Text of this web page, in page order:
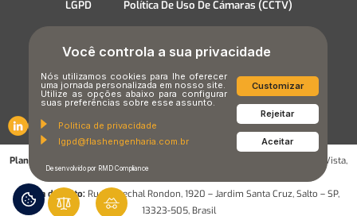
LGPD Política De Uso De Cámaras (CCTV)
Política de Privacidad
Planta de Sorocaba:
Rua Prof. Celia C. Marques Mendes, 1000, Alto da Boa Vista,
Planta de Salto: Rua Marechal Rondon, 1920 – Jardim Santa Cruz, Salto – SP,
13323-505, Brasil
Você controla a sua privacidade
Nós utilizamos cookies para lhe oferecer
uma jornada personalizada em nosso site.
Utilize as opções abaixo para configurar
suas preferências sobre esse assunto.
Politica de privacidade
lgpd@flashengenharia.com.br
Customizar
Rejeitar
Aceitar
Desenvolvido por RMD Compliance